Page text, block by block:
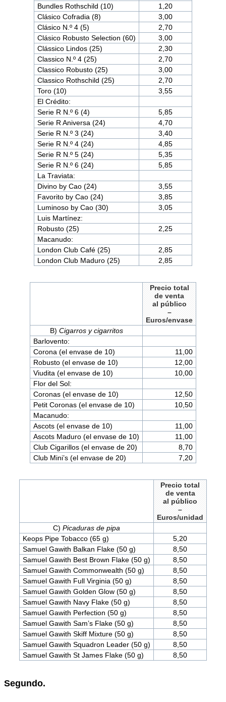
Bundles Rothschild (10)
1,20
Clásico Cofradia (8)
3,00
Clásico N.º 4 (5)
2,70
Clásico Robusto Selection (60)
3,00
Clássico Lindos (25)
2,30
Classico N.º 4 (25)
2,70
Classico Robusto (25)
3,00
Classico Rothschild (25)
2,70
Toro (10)
3,55
El Crédito:
Serie R N.º 6 (4)
5,85
Serie R Aniversa (24)
4,70
Serie R N.º 3 (24)
3,40
Serie R N.º 4 (24)
4,85
Serie R N.º 5 (24)
5,35
Serie R N.º 6 (24)
5,85
La Traviata:
Divino by Cao (24)
3,55
Favorito by Cao (24)
3,85
Luminoso by Cao (30)
3,05
Luis Martínez:
Robusto (25)
2,25
Macanudo:
London Club Café (25)
2,85
London Club Maduro (25)
2,85
Precio total
de venta
al público
–
Euros/envase
B) Cigarros y cigarritos
Barlovento:
Corona (el envase de 10)
11,00
Robusto (el envase de 10)
12,00
Viudita (el envase de 10)
10,00
Flor del Sol:
Coronas (el envase de 10)
12,50
Petit Coronas (el envase de 10)
10,50
Macanudo:
Ascots (el envase de 10)
11,00
Ascots Maduro (el envase de 10)
11,00
Club Cigarillos (el envase de 20)
8,70
Club Mini’s (el envase de 20)
7,20
Precio total
de venta
al público
–
Euros/unidad
C) Picaduras de pipa
Keops Pipe Tobacco (65 g)
5,20
Samuel Gawith Balkan Flake (50 g)
8,50
Samuel Gawith Best Brown Flake (50 g)
8,50
Samuel Gawith Commonwealth (50 g)
8,50
Samuel Gawith Full Virginia (50 g)
8,50
Samuel Gawith Golden Glow (50 g)
8,50
Samuel Gawith Navy Flake (50 g)
8,50
Samuel Gawith Perfection (50 g)
8,50
Samuel Gawith Sam’s Flake (50 g)
8,50
Samuel Gawith Skiff Mixture (50 g)
8,50
Samuel Gawith Squadron Leader (50 g)
8,50
Samuel Gawith St James Flake (50 g)
8,50
Segundo.